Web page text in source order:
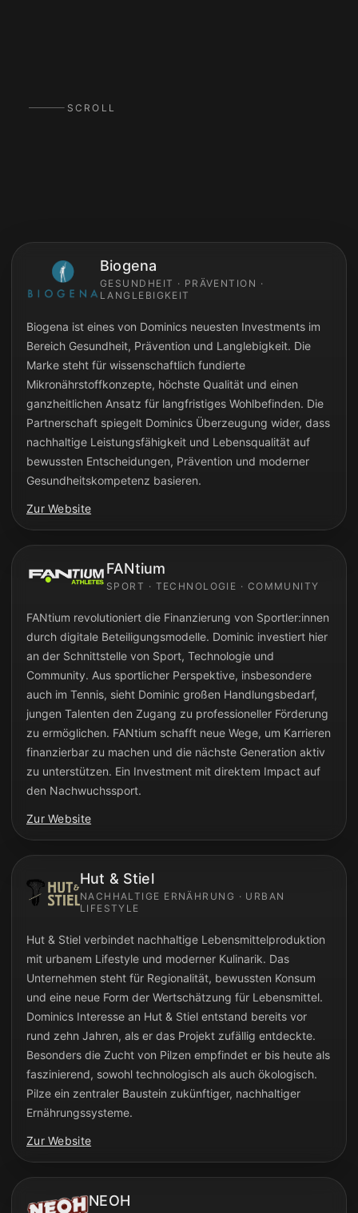
SCROLL
Biogena
GESUNDHEIT · PRÄVENTION ·
LANGLEBIGKEIT
Biogena ist eines von Dominics neuesten Investments im
Bereich Gesundheit, Prävention und Langlebigkeit. Die
Marke steht für wissenschaftlich fundierte
Mikronährstoffkonzepte, höchste Qualität und einen
ganzheitlichen Ansatz für langfristiges Wohlbefinden. Die
Partnerschaft spiegelt Dominics Überzeugung wider, dass
nachhaltige Leistungsfähigkeit und Lebensqualität auf
bewussten Entscheidungen, Prävention und moderner
Gesundheitskompetenz basieren.
Zur Website
FANtium
SPORT · TECHNOLOGIE · COMMUNITY
FANtium revolutioniert die Finanzierung von Sportler:innen
durch digitale Beteiligungsmodelle. Dominic investiert hier
an der Schnittstelle von Sport, Technologie und
Community. Aus sportlicher Perspektive, insbesondere
auch im Tennis, sieht Dominic großen Handlungsbedarf,
jungen Talenten den Zugang zu professioneller Förderung
zu ermöglichen. FANtium schafft neue Wege, um Karrieren
finanzierbar zu machen und die nächste Generation aktiv
zu unterstützen. Ein Investment mit direktem Impact auf
den Nachwuchssport.
Zur Website
Hut & Stiel
NACHHALTIGE ERNÄHRUNG · URBAN
LIFESTYLE
Hut & Stiel verbindet nachhaltige Lebensmittelproduktion
mit urbanem Lifestyle und moderner Kulinarik. Das
Unternehmen steht für Regionalität, bewussten Konsum
und eine neue Form der Wertschätzung für Lebensmittel.
Dominics Interesse an Hut & Stiel entstand bereits vor
rund zehn Jahren, als er das Projekt zufällig entdeckte.
Besonders die Zucht von Pilzen empfindet er bis heute als
faszinierend, sowohl technologisch als auch ökologisch.
Pilze ein zentraler Baustein zukünftiger, nachhaltiger
Ernährungssysteme.
Zur Website
NEOH